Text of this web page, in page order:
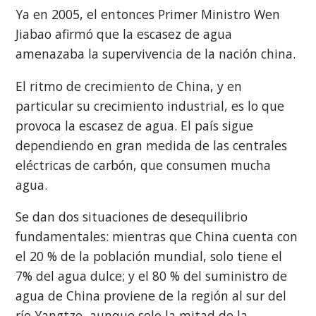
Ya en 2005, el entonces Primer Ministro Wen
Jiabao afirmó que la escasez de agua
amenazaba la supervivencia de la nación china.
El ritmo de crecimiento de China, y en
particular su crecimiento industrial, es lo que
provoca la escasez de agua. El país sigue
dependiendo en gran medida de las centrales
eléctricas de carbón, que consumen mucha
agua.
Se dan dos situaciones de desequilibrio
fundamentales: mientras que China cuenta con
el 20 % de la población mundial, solo tiene el
7% del agua dulce; y el 80 % del suministro de
agua de China proviene de la región al sur del